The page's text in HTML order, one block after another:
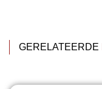
GERELATEERDE